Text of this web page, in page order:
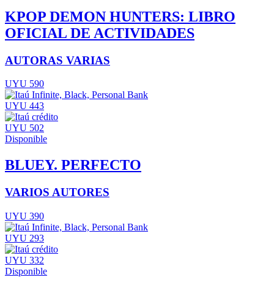
KPOP DEMON HUNTERS: LIBRO
OFICIAL DE ACTIVIDADES
AUTORAS VARIAS
UYU 590
UYU 443
UYU 502
Disponible
BLUEY. PERFECTO
VARIOS AUTORES
UYU 390
UYU 293
UYU 332
Disponible